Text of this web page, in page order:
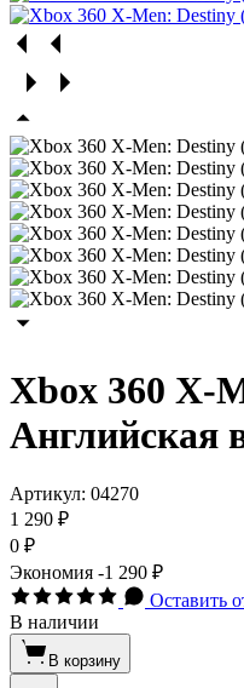
Xbox 360 X-
Английская
Артикул: 04270
1 290 ₽
0 ₽
Экономия -1 290 ₽
Оставить
В наличии
В корзину